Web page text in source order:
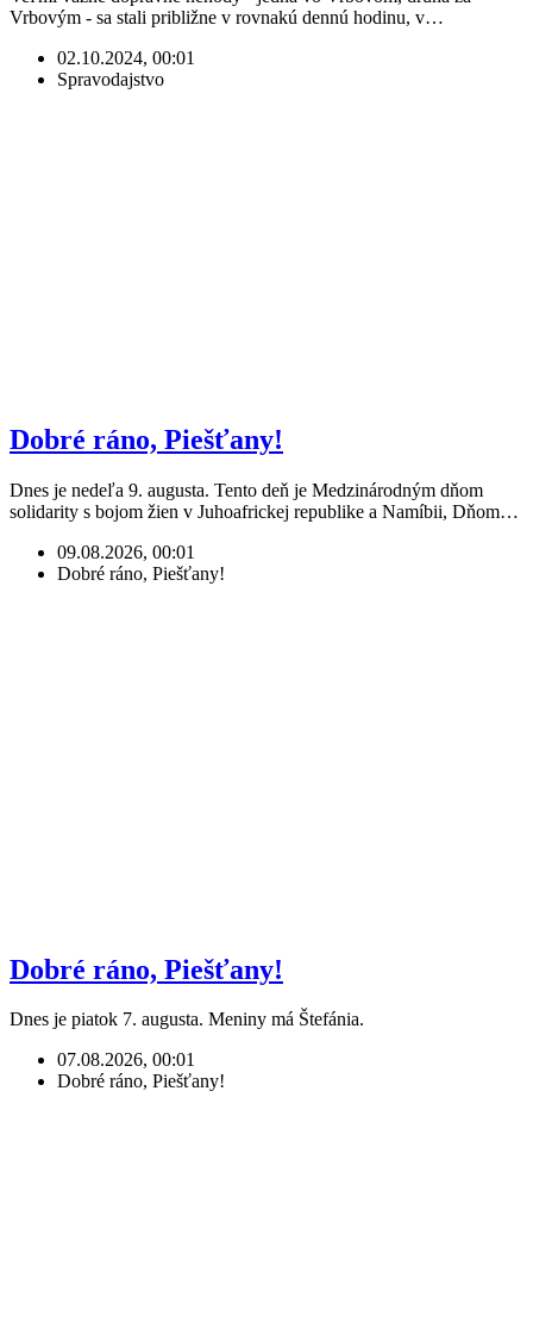
Vrbovým - sa stali približne v rovnakú dennú hodinu, v…
02.10.2024, 00:01
Spravodajstvo
Dobré ráno, Piešťany!
Dnes je nedeľa 9. augusta. Tento deň je Medzinárodným dňom
solidarity s bojom žien v Juhoafrickej republike a Namíbii, Dňom…
09.08.2026, 00:01
Dobré ráno, Piešťany!
Dobré ráno, Piešťany!
Dnes je piatok 7. augusta. Meniny má Štefánia.
07.08.2026, 00:01
Dobré ráno, Piešťany!